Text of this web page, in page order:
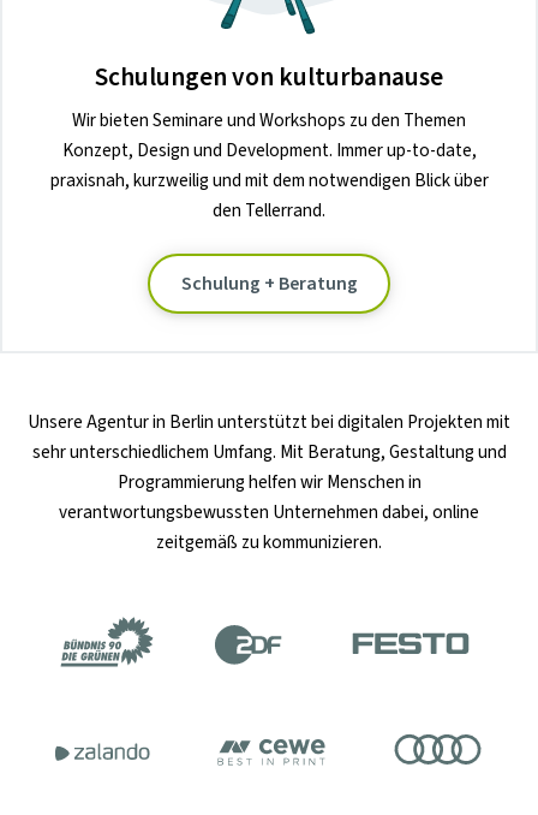
Schulungen von kulturbanause
Wir bieten Seminare und Workshops zu den Themen
Konzept, Design und Development. Immer up-to-date,
praxisnah, kurzweilig und mit dem notwendigen Blick über
den Tellerrand.
Schulung + Beratung
UnsereAgentur in Berlinunterstützt bei digitalen Projekten mit
sehr unterschiedlichem Umfang. Mit Beratung, Gestaltung und
Programmierung helfen wir Menschen in
verantwortungsbewussten Unternehmen dabei, online
zeitgemäß zu kommunizieren.